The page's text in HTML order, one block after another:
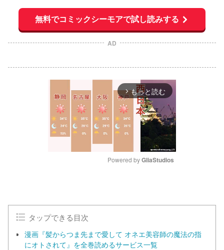
無料でコミックシーモアで試し読みする
AD
arrow_forward_ios もっと読む
Powered by GliaStudios
タップできる目次
漫画『髪からつま先まで愛して オネエ美容師の魔法の指
にオトされて』を全巻読めるサービス一覧